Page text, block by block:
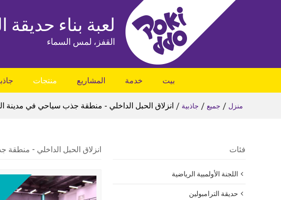
لعبة بناء حديقة
القفز، لمس السماء
بيت خدمة المشاريع منتجات
منزل / جميع / جاذبية / انزلاق الحبل الداخلي - منطقة جذب سياحي في مدينة
فئات
اللجنة الأولمبية الرياضية
حديقة الترامبولين
انزلاق الحبل الداخلي -